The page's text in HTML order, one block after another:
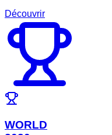
Découvrir
WORLD